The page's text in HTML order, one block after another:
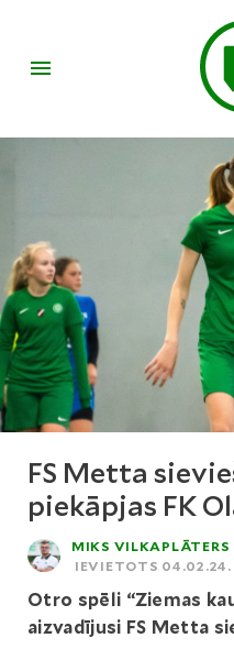
FS Metta
piekāpjas FK
MIKS VILKAPLĀTERS
IEVIETOTS 04.02.24.
Otro spēli “Ziemas
aizvadījusi FS Metta